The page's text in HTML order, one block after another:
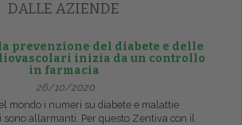
DALLE AZIENDE
prevenzione del diabete e delle
inizia da un controllo
in farmacia
26/10/2020
mondo i numeri su diabete e malattie
sono allarmanti. Per questo Zentiva con il